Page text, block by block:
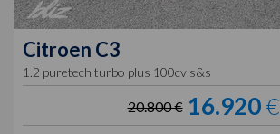
Citroen C3
1.2 puretech turbo plus 100cv s&s
20.800 € 16.920€